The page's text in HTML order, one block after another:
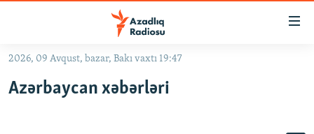
Əsas
qayıt
2026, 09 Avqust, bazar, Bakı vaxtı 19:47
Azərbaycan xəbərləri